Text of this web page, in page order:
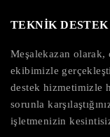
TEKNİK DESTEK
Meşalekazan olarak,
ekibimizle
destek hizmetimizle
sorunla
işletmenizin kesintisiz